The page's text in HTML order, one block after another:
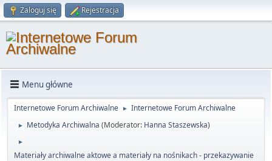
Zaloguj się Rejestracja
Menu główne
Internetowe Forum Archiwalne ► Internetowe Forum Archiwalne
► Metodyka Archiwalna (Moderator: Hanna Staszewska)
►
Materiały archiwalne aktowe a materiały na nośnikach - przekazywanie